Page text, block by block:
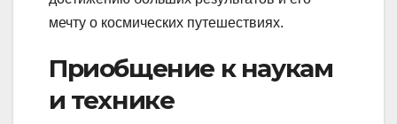
мечту о космических путешествиях.
Приобщение к наукам
и технике